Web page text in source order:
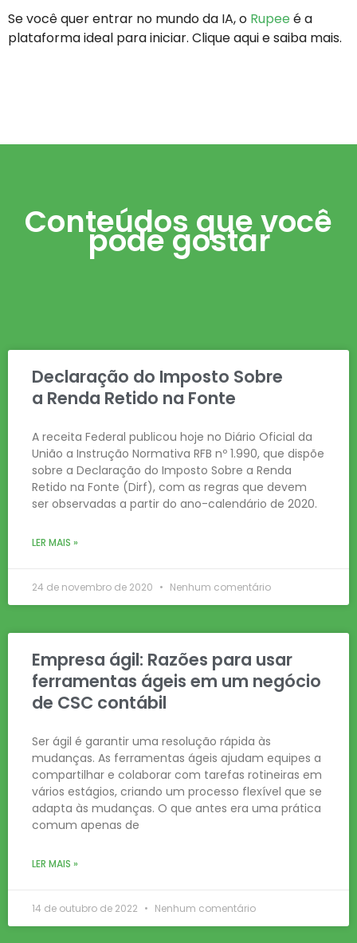
Se você quer entrar no mundo da IA, o Rupee é a
plataforma ideal para iniciar. Clique aqui e saiba mais.
Conteúdos que você
pode gostar
Declaração do Imposto Sobre
a Renda Retido na Fonte
A receita Federal publicou hoje no Diário Oficial da
União a Instrução Normativa RFB nº 1.990, que dispõe
sobre a Declaração do Imposto Sobre a Renda
Retido na Fonte (Dirf), com as regras que devem
ser observadas a partir do ano-calendário de 2020.
LER MAIS »
24 de novembro de 2020 Nenhum comentário
Empresa ágil: Razões para usar
ferramentas ágeis em um negócio
de CSC contábil
Ser ágil é garantir uma resolução rápida às
mudanças. As ferramentas ágeis ajudam equipes a
compartilhar e colaborar com tarefas rotineiras em
vários estágios, criando um processo flexível que se
adapta às mudanças. O que antes era uma prática
comum apenas de
LER MAIS »
14 de outubro de 2022 Nenhum comentário